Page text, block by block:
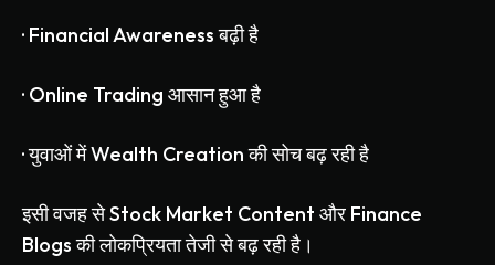
· Financial Awarenessबढ़ीहै
· Online Trading आसानहुआहै
·युवाओंमेंWealth Creationकीसोचबढ़रहीहै
इसीवजहसेStock Market Content और Finance
Blogsकीलोकप्रियतातेजीसेबढ़रहीहै।